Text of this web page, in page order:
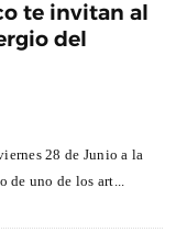
te invitan al
del
28 de Junio a la
de uno de los art...